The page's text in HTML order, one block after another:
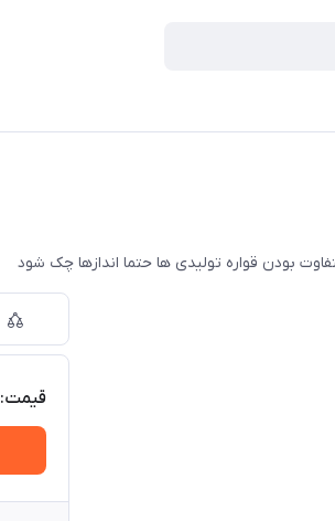
قیمت: